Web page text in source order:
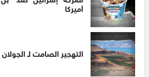
أميركا
التهجير الصامت لـ الجولان